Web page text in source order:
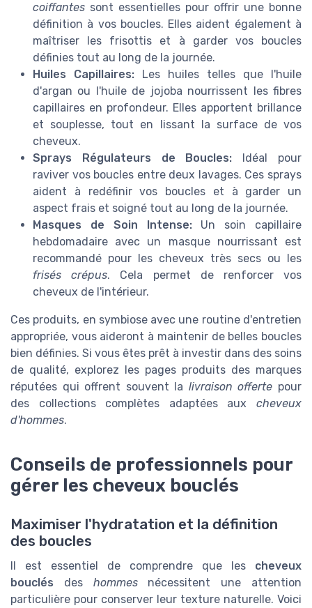
coiffantes sont essentielles pour offrir une bonne
définition à vos boucles. Elles aident également à
maîtriser les frisottis et à garder vos boucles
définies tout au long de la journée.
Huiles Capillaires: Les huiles telles que l'huile
d'argan ou l'huile de jojoba nourrissent les fibres
capillaires en profondeur. Elles apportent brillance
et souplesse, tout en lissant la surface de vos
cheveux.
Sprays Régulateurs de Boucles: Idéal pour
raviver vos boucles entre deux lavages. Ces sprays
aident à redéfinir vos boucles et à garder un
aspect frais et soigné tout au long de la journée.
Masques de Soin Intense:Un soin capillaire
hebdomadaire avec un masque nourrissant est
recommandé pour les cheveux très secs ou les
frisés crépus. Cela permet de renforcer vos
cheveux de l'intérieur.
Ces produits, en symbiose avec une routine d'entretien
appropriée, vous aideront à maintenir de belles boucles
bien définies. Si vous êtes prêt à investir dans des soins
de qualité, explorez les pages produits des marques
réputées qui offrent souvent la livraison offerte pour
des collections complètes adaptées aux cheveux
d'hommes.
Conseils de professionnels pour
gérer les cheveux bouclés
Maximiser l'hydratation et la définition
des boucles
Il est essentiel de comprendre que les cheveux
bouclés des hommesnécessitent une attention
particulière pour conserver leur texture naturelle. Voici